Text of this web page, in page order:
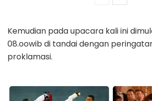
Kemudian pada upacara kali ini
08.oowib di tandai dengan
proklamasi.